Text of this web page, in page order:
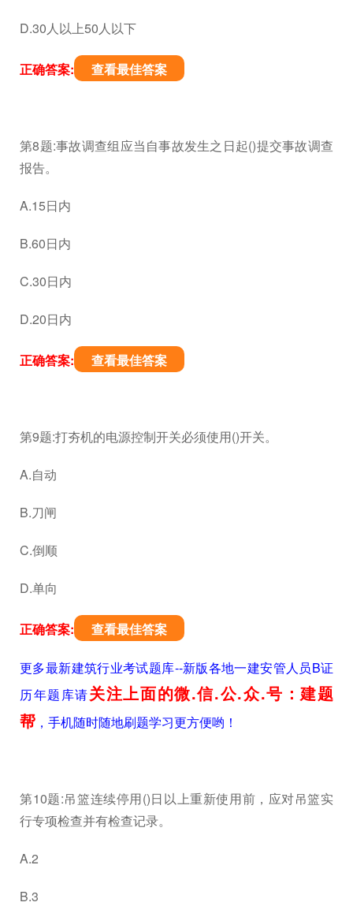
D.30人以上50人以下
正确答案: 查看最佳答案
第8题:事故调查组应当自事故发生之日起()提交事故调查
报告。
A.15日内
B.60日内
C.30日内
D.20日内
正确答案: 查看最佳答案
第9题:打夯机的电源控制开关必须使用()开关。
A.自动
B.刀闸
C.倒顺
D.单向
正确答案: 查看最佳答案
更多最新建筑行业考试题库--新版各地一建安管人员B证
历年题库请关注上面的微.信.公.众.号：建题
帮 ，手机随时随地刷题学习更方便哟！
第10题:吊篮连续停用()日以上重新使用前，应对吊篮实
行专项检查并有检查记录。
A.2
B.3